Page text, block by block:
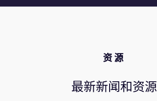
资源
最新新闻和资源